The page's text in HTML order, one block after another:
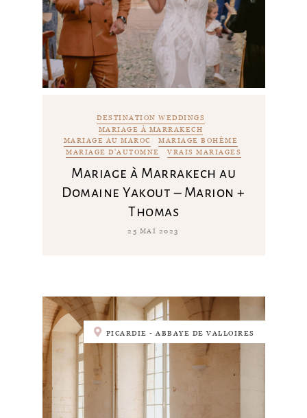
DESTINATION WEDDINGS
MARIAGE À MARRAKECH
MARIAGE AU MAROC
MARIAGE BOHÈME
MARIAGE D'AUTOMNE
VRAIS MARIAGES
Mariage à Marrakech au
Domaine Yakout – Marion +
Thomas
25 MAI 2023
PICARDIE - ABBAYE DE VALLOIRES